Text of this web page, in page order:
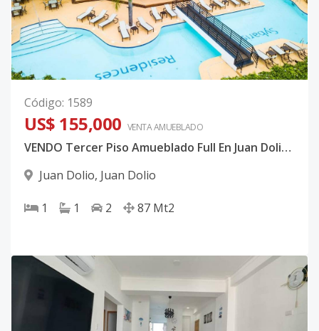
Código: 1589
US$ 155,000 VENTA AMUEBLADO
VENDO Tercer Piso Amueblado Full En Juan Dolio Sybaris Residence CODIGO: PD451
Juan Dolio, Juan Dolio
1 1 2 87 Mt2